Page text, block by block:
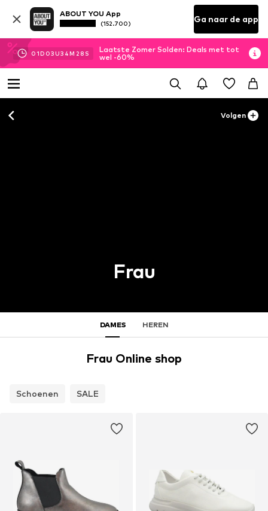
ABOUT YOU App
(152.700) Ga naar de app
01D 03U34M 26 S
Laatste Zomer Solden: Deals met tot
wel -60%
Volgen
Frau
DAMES HEREN
Frau Online shop
Schoenen SALE